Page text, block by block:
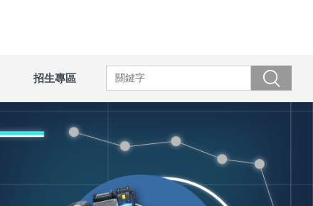
招生專區 搜尋